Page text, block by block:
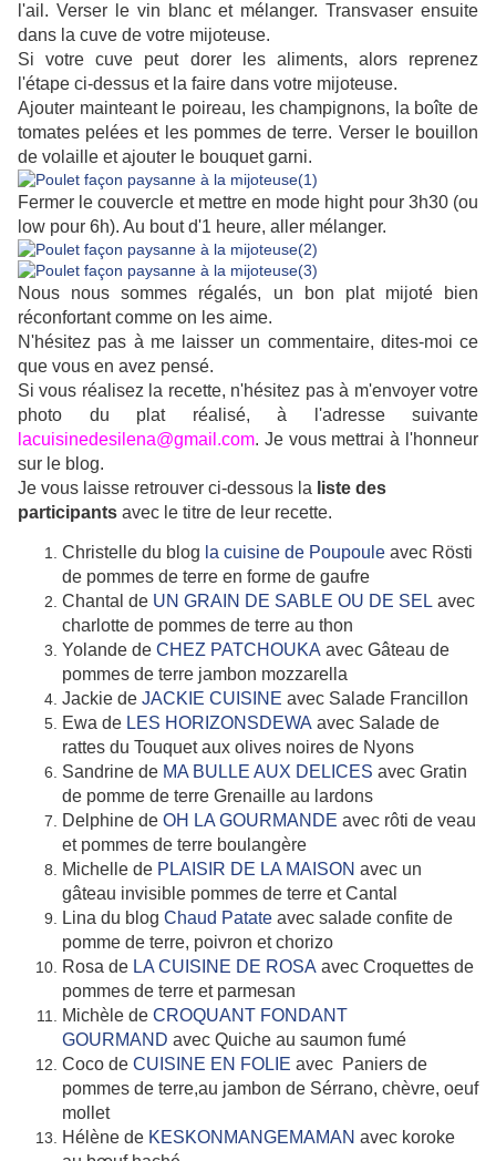
l'ail. Verser le vin blanc et mélanger. Transvaser ensuite
dans la cuve de votre mijoteuse.
Si votre cuve peut dorer les aliments, alors reprenez
l'étape ci-dessus et la faire dans votre mijoteuse.
Ajouter mainteant le poireau, les champignons, la boîte de
tomates pelées et les pommes de terre. Verser le bouillon
de volaille et ajouter le bouquet garni.
Fermer le couvercle et mettre en mode hight pour 3h30 (ou
low pour 6h). Au bout d'1 heure, aller mélanger.
Nous nous sommes régalés, un bon plat mijoté bien
réconfortant comme on les aime.
N'hésitez pas à me laisser un commentaire, dites-moi ce
que vous en avez pensé.
Si vous réalisez la recette, n'hésitez pas à m'envoyer votre
photo du plat réalisé, à l'adresse suivante
lacuisinedesilena@gmail.com. Je vous mettrai à l'honneur
sur le blog.
Je vous laisse retrouver ci-dessous la liste des
participants avec le titre de leur recette.
Christelle du blog la cuisine de Poupoule avec Rösti
de pommes de terre en forme de gaufre
Chantal de UN GRAIN DE SABLE OU DE SEL avec
charlotte de pommes de terre au thon
Yolande de CHEZ PATCHOUKA avec Gâteau de
pommes de terre jambon mozzarella
Jackie de JACKIE CUISINE avec Salade Francillon
Ewa de LES HORIZONSDEWA avec Salade de
rattes du Touquet aux olives noires de Nyons
Sandrine de MA BULLE AUX DELICES avec Gratin
de pomme de terre Grenaille au lardons
Delphine de OH LA GOURMANDE avec rôti de veau
et pommes de terre boulangère
Michelle de PLAISIR DE LA MAISON avec un
gâteau invisible pommes de terre et Cantal
Lina du blog Chaud Patate avec salade confite de
pomme de terre, poivron et chorizo
Rosa de LA CUISINE DE ROSA avec Croquettes de
pommes de terre et parmesan
Michèle de CROQUANT FONDANT
GOURMAND avec Quiche au saumon fumé
Coco de CUISINE EN FOLIE avec Paniers de
pommes de terre,au jambon de Sérrano, chèvre, oeuf
mollet
Hélène de KESKONMANGEMAMAN avec koroke